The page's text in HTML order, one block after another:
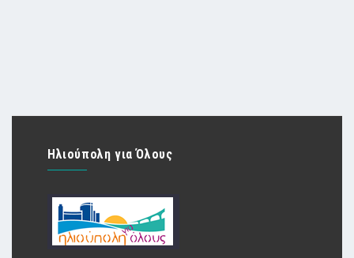
Ηλιούπολη για Όλους